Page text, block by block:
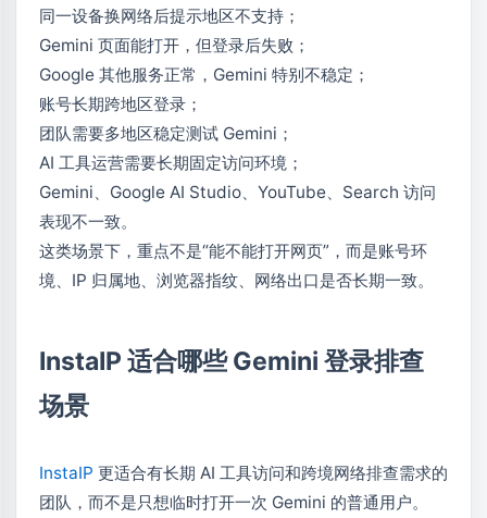
同一设备换网络后提示地区不支持；
Gemini 页面能打开，但登录后失败；
Google 其他服务正常，Gemini 特别不稳定；
账号长期跨地区登录；
团队需要多地区稳定测试 Gemini；
AI 工具运营需要长期固定访问环境；
Gemini、Google AI Studio、YouTube、Search 访问
表现不一致。
这类场景下，重点不是“能不能打开网页”，而是账号环
境、IP 归属地、浏览器指纹、网络出口是否长期一致。
InstaIP 适合哪些 Gemini 登录排查
场景
InstaIP 更适合有长期 AI 工具访问和跨境网络排查需求的
团队，而不是只想临时打开一次 Gemini 的普通用户。